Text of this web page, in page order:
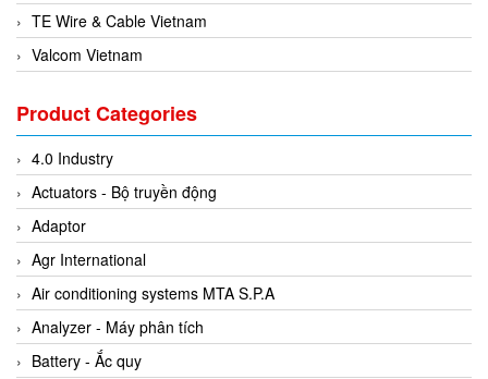
TE Wire & Cable Vietnam
Valcom Vietnam
3CTEST Vietnam
4B VietNam Vietnam
ABB Vietnam
AC Infinity Vietnam
AC&E Telecommunications
AC&T Vietnam
Accepta Vietnam
ACCUMAC Vietnam
Product Categories
4.0 Industry
Actuators - Bộ truyền động
Adaptor
Agr International
Air conditioning systems MTA S.P.A
Analyzer - Máy phân tích
Battery - Ắc quy